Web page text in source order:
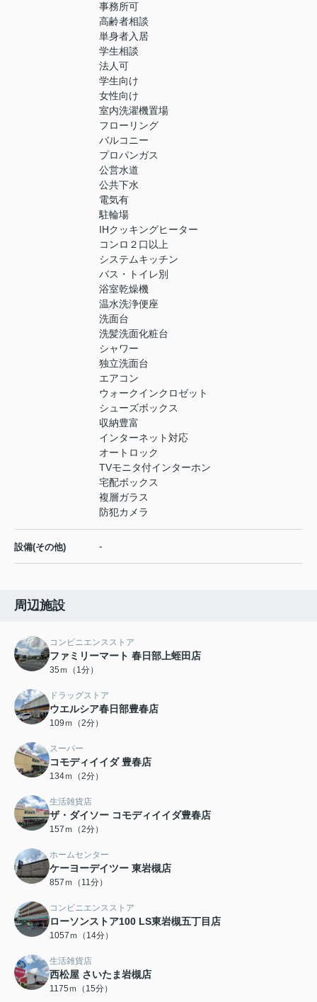
事務所可
高齢者相談
単身者入居
学生相談
法人可
学生向け
女性向け
室内洗濯機置場
フローリング
バルコニー
プロパンガス
公営水道
公共下水
電気有
駐輪場
IHクッキングヒーター
コンロ２口以上
システムキッチン
バス・トイレ別
浴室乾燥機
温水洗浄便座
洗面台
洗髪洗面化粧台
シャワー
独立洗面台
エアコン
ウォークインクロゼット
シューズボックス
収納豊富
インターネット対応
オートロック
TVモニタ付インターホン
宅配ボックス
複層ガラス
防犯カメラ
設備(その他) -
周辺施設
コンビニエンスストア
ファミリーマート 春日部上蛭田店
35ｍ（1分）
ドラッグストア
ウエルシア春日部豊春店
109ｍ（2分）
スーパー
コモディイイダ 豊春店
134ｍ（2分）
生活雑貨店
ザ・ダイソー コモディイイダ豊春店
157ｍ（2分）
ホームセンター
ケーヨーデイツー 東岩槻店
857ｍ（11分）
コンビニエンスストア
ローソンストア100 LS東岩槻五丁目店
1057ｍ（14分）
生活雑貨店
西松屋 さいたま岩槻店
1175ｍ（15分）